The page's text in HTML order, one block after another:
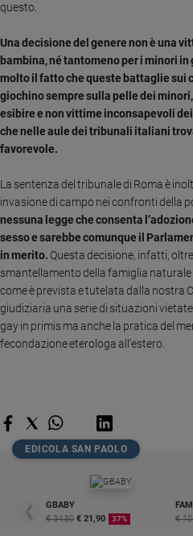
settimana
inclusione
Costume
Cultura
e
Sanremo
Cinema,
Tv
streaming
Libri
Musica
Arte
Coppia
questo.
Una decisione del genere non è una
bambina, né tantomeno per i minori
molto il fatto che queste battaglie sui
giochino sempre sulla pelle dei
esibire e non vittime inconsapevoli
che nelle aule dei tribunali italiani
favorevole.
La sentenza del tribunale di Roma è
invasione di campo nei confronti della
nessuna legge che consenta
sesso e sarebbe comunque il
in merito. Questa decisione, infatti,
smantellamento della famiglia
come è prevista e tutelata dalla nostra
giudiziaria una serie di situazioni
gay in primis ma anche la pratica del
fecondazione eterologa all’estero.
EDICOLA SAN PAOLO
❮
GBABY
€ 34,80 € 21,90 37%
€